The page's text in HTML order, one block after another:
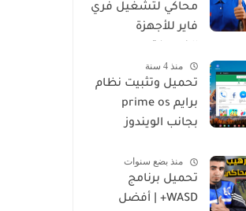
محاكي لتشغيل فري
فاير للأجهزة
منذ 4 سنة
تحميل وتثبيت نظام
برايم prime os
بجانب الويندوز
Prime Os
منذ بضع سنوات
تحميل برنامج
WASD+ | أفضل